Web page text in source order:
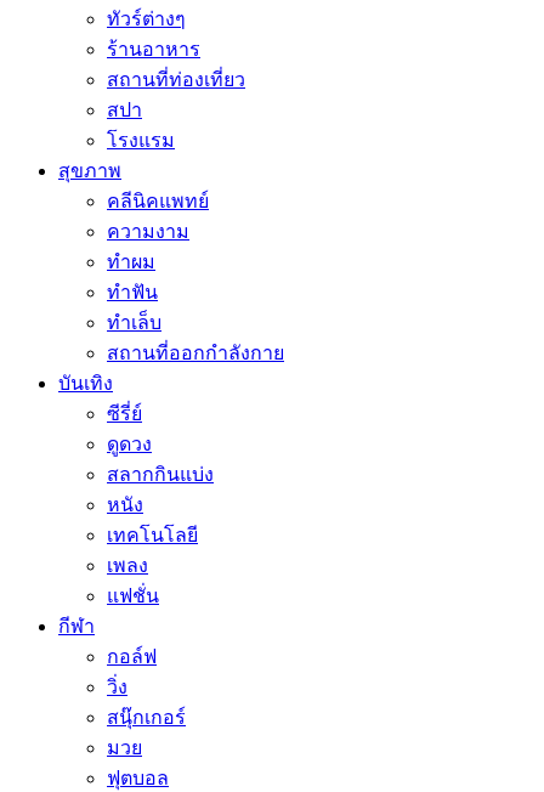
ทัวร์ต่างๆ
ร้านอาหาร
สถานที่ท่องเที่ยว
สปา
โรงแรม
สุขภาพ
คลีนิคแพทย์
ความงาม
ทำผม
ทำฟัน
ทำเล็บ
สถานที่ออกกำลังกาย
บันเทิง
ซีรี่ย์
ดูดวง
สลากกินแบ่ง
หนัง
เทคโนโลยี
เพลง
แฟชั่น
กีฬา
กอล์ฟ
วิ่ง
สนุ๊กเกอร์
มวย
ฟุตบอล